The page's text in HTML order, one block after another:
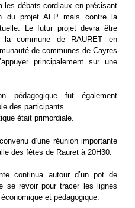
les débats cordiaux en précisant
du projet AFP mais contre la
Le futur projet devra être
commune de RAURET en
de communes de Cayres
principalement sur une
pédagogique fut également
des participants.
était primordiale.
d’une réunion importante
des fêtes de Rauret à 20H30.
continua autour d’un pot de
se revoir pour tracer les lignes
et pédagogique.